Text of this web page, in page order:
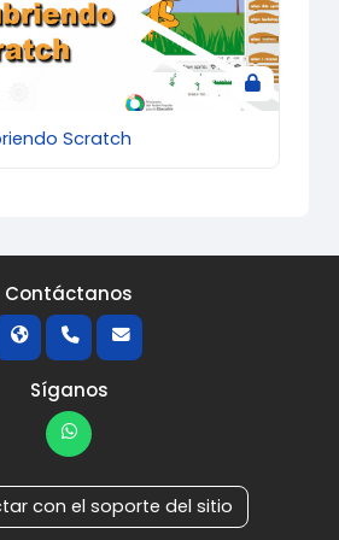
Scratch
Contáctanos
Síganos
con el soporte del sitio